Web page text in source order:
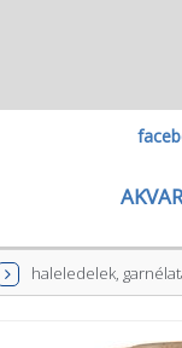
haleledelek,